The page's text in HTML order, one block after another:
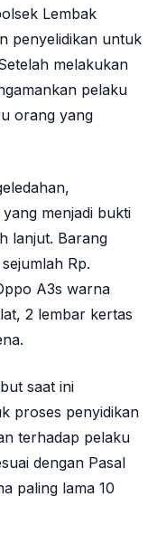
Lembak
penyelidikan untuk
melakukan
pelaku
orang yang
menjadi bukti
lanjut. Barang
Rp.
A3s warna
2 lembar kertas
saat ini
proses penyidikan
terhadap pelaku
dengan Pasal
paling lama 10